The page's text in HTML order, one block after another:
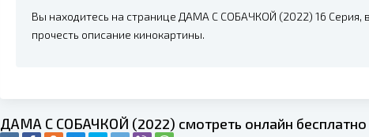
Вы находитесь на странице ДАМА С СОБАЧКОЙ (2022) 16 Серия,
прочесть описание кинокартины.
ДАМА С СОБАЧКОЙ (2022) смотреть онлайн бесплатно